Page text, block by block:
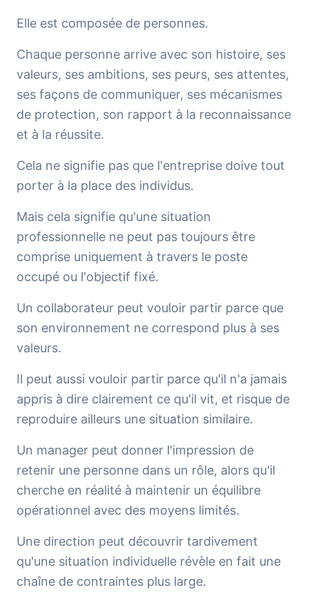
Elle est composée de personnes.
Chaque personne arrive avec son histoire, ses
valeurs, ses ambitions, ses peurs, ses attentes,
ses façons de communiquer, ses mécanismes
de protection, son rapport à la reconnaissance
et à la réussite.
Cela ne signifie pas que l'entreprise doive tout
porter à la place des individus.
Mais cela signifie qu'une situation
professionnelle ne peut pas toujours être
comprise uniquement à travers le poste
occupé ou l'objectif fixé.
Un collaborateur peut vouloir partir parce que
son environnement ne correspond plus à ses
valeurs.
Il peut aussi vouloir partir parce qu'il n'a jamais
appris à dire clairement ce qu'il vit, et risque de
reproduire ailleurs une situation similaire.
Un manager peut donner l'impression de
retenir une personne dans un rôle, alors qu'il
cherche en réalité à maintenir un équilibre
opérationnel avec des moyens limités.
Une direction peut découvrir tardivement
qu'une situation individuelle révèle en fait une
chaîne de contraintes plus large.